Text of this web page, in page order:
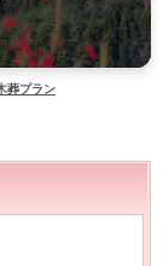
葬プラン